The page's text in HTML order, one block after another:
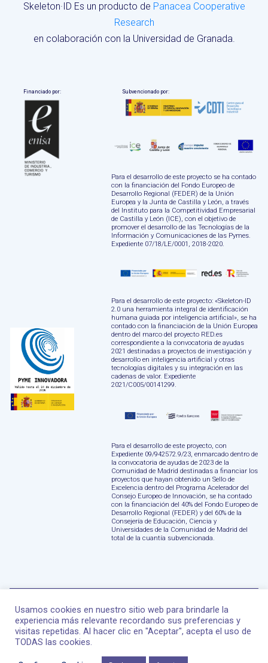
Skeleton·ID Es un producto de Panacea Cooperative
Research
en colaboración con la Universidad de Granada.
Financiado por: Subvencionado por:
Para el desarrollo de este proyecto se ha contado
con la financiación del Fondo Europeo de
Desarrollo Regional (FEDER) de la Unión
Europea y la Junta de Castilla y León, a través
del Instituto para la Competitividad Empresarial
de Castilla y León (ICE), con el objetivo de
promover el desarrollo de las Tecnologías de la
Información y Comunicaciones de las Pymes.
Expediente 07/18/LE/0001, 2018-2020.
Para el desarrollo de este proyecto: «Skeleton-ID
2.0 una herramienta integral de identificación
humana guiada por inteligencia artificial», se ha
contado con la financiación de la Unión Europea
dentro del marco del proyecto RED.es
correspondiente a la convocatoria de ayudas
2021 destinadas a proyectos de investigación y
desarrollo en inteligencia artificial y otras
tecnologías digitales y su integración en las
cadenas de valor. Expediente
2021/C005/00141299.
Para el desarrollo de este proyecto, con
Expediente 09/942572.9/23, enmarcado dentro de
la convocatoria de ayudas de 2023 de la
Comunidad de Madrid destinadas a financiar los
proyectos que hayan obtenido un Sello de
Excelencia dentro del Programa Acelerador del
Consejo Europeo de Innovación, se ha contado
con la financiación del 40% del Fondo Europeo de
Desarrollo Regional (FEDER) y del 60% de la
Consejería de Educación, Ciencia y
Universidades de la Comunidad de Madrid del
total de la cuantía subvencionada.
Panacea Cooperative Research ©2026Todos los
Usamos cookies en nuestro sitio web para brindarle la
experiencia más relevante recordando sus preferencias y
visitas repetidas. Al hacer clic en "Aceptar", acepta el uso de
TODAS las cookies.